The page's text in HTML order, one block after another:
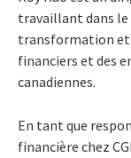
travaillant dans le
transformation et
financiers et des
canadiennes.
En tant que
financière chez